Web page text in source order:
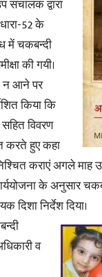
संचालक द्वारा
52 के
में चकबन्दी
की गयी।
न आने पर
किया कि
विवरण
करते हुए कहा
कराएं अगले माह
के अनुसार
दिशा निर्देश दिया।
व